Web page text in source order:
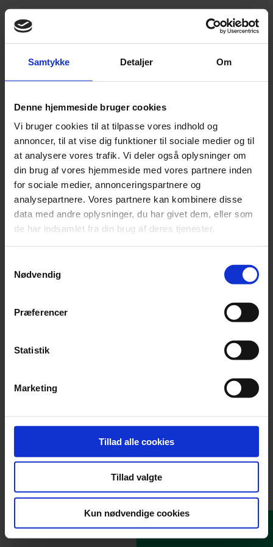
Samtykke Detaljer Om
Denne hjemmeside bruger cookies
Vi bruger cookies til at tilpasse vores indhold og
annoncer, til at vise dig funktioner til sociale medier og til
at analysere vores trafik. Vi deler også oplysninger om
din brug af vores hjemmeside med vores partnere inden
for sociale medier, annonceringspartnere og
analysepartnere. Vores partnere kan kombinere disse
data med andre oplysninger, du har givet dem, eller som
de har indsamlet fra din brug af deres tjenester.
Nødvendig
Præferencer
Statistik
Marketing
Tillad alle cookies
Tillad valgte
Kun nødvendige cookies
Skabelon Erhvervslejekontrakt (EjendomDanmark)
Har Lejer brugsret til særlige
lokaler/arealer?
Ja
Nej
Næste